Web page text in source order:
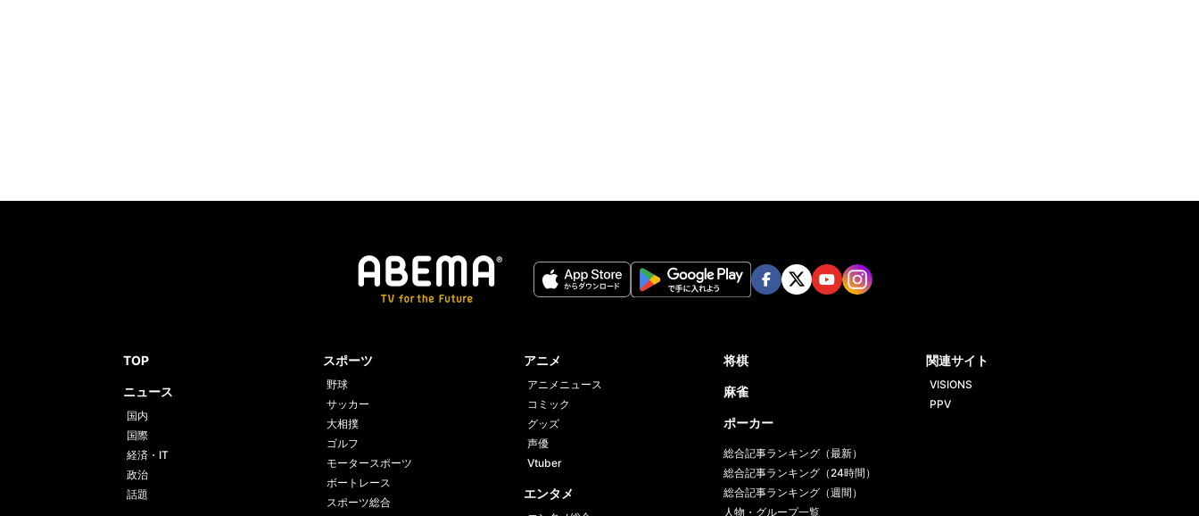
TOP
ニュース
国内
国際
経済・IT
政治
話題
スポーツ
野球
サッカー
大相撲
ゴルフ
モータースポーツ
ボートレース
スポーツ総合
アニメ
アニメニュース
コミック
グッズ
声優
Vtuber
エンタメ
将棋
麻雀
ポーカー
総合記事ランキング（最新）
総合記事ランキング（24時間）
総合記事ランキング（週間）
人物・グループ一覧
関連サイト
VISIONS
PPV